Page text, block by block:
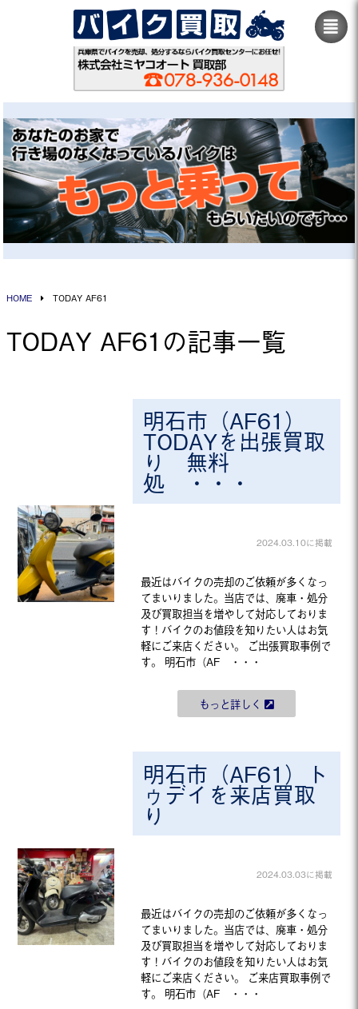
HOME TODAY AF61
TODAY AF61の記事一覧
明石市（AF61）
TODAYを出張買取
り 無料
処 ・・・
2024.03.10に掲載
最近はバイクの売却のご依頼が多くなっ
てまいりました。当店では、廃車・処分
及び買取担当を増やして対応しておりま
す！バイクのお値段を知りたい人はお気
軽にご来店ください。 ご出張買取事例で
す。 明石市（AF ・・・
もっと詳しく
明石市（AF61）ト
ゥデイを来店買取
り
2024.03.03に掲載
最近はバイクの売却のご依頼が多くなっ
てまいりました。当店では、廃車・処分
及び買取担当を増やして対応しておりま
す！バイクのお値段を知りたい人はお気
軽にご来店ください。 ご来店買取事例で
す。 明石市（AF ・・・